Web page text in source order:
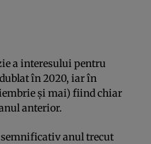
a interesului pentru
în 2020, iar în
și mai) fiind chiar
anterior.
anul trecut